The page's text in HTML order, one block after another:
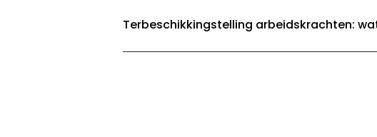
Terbeschikkingstelling arbeidskrachten: